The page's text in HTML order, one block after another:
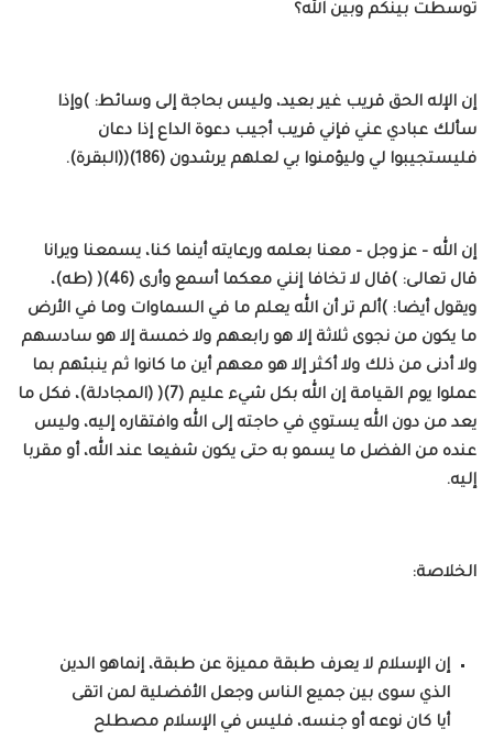
توسطت بينكم وبين الله؟
إن الإله الحق قريب غير بعيد، وليس بحاجة إلى وسائط: )وإذا
سألك عبادي عني فإني قريب أجيب دعوة الداع إذا دعان
فليستجيبوا لي وليؤمنوا بي لعلهم يرشدون (186)((البقرة).
إن الله – عز وجل – معنا بعلمه ورعايته أينما كنا، يسمعنا ويرانا
قال تعالى: )قال لا تخافا إنني معكما أسمع وأرى (46)( (طه)،
ويقول أيضا: )ألم تر أن الله يعلم ما في السماوات وما في الأرض
ما يكون من نجوى ثلاثة إلا هو رابعهم ولا خمسة إلا هو سادسهم
ولا أدنى من ذلك ولا أكثر إلا هو معهم أين ما كانوا ثم ينبئهم بما
عملوا يوم القيامة إن الله بكل شيء عليم (7)( (المجادلة)، فكل ما
يعد من دون الله يستوي في حاجته إلى الله وافتقاره إليه، وليس
عنده من الفضل ما يسمو به حتى يكون شفيعا عند الله، أو مقربا
إليه.
الخلاصة:
إن الإسلام لا يعرف طبقة مميزة عن طبقة، إنماهو الدين
الذي سوى بين جميع الناس وجعل الأفضلية لمن اتقى
أيا كان نوعه أو جنسه، فليس في الإسلام مصطلح